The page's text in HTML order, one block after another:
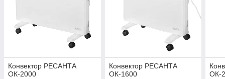
Конвектор РЕСАНТА
ОК-2000
Конвектор РЕСАНТА
ОК-1600
ОК-